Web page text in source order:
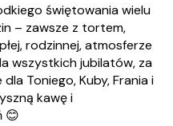
świętowania wielu
– zawsze z tortem,
rodzinnej, atmosferze
wszystkich jubilatów, za
Toniego, Kuby, Frania i
kawę i
😊